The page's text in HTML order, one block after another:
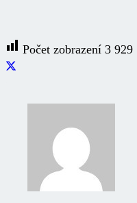
Počet zobrazení 3 929